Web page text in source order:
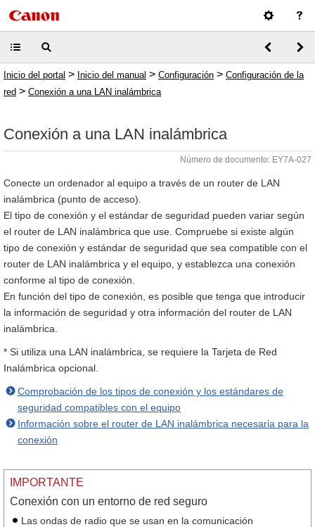
Inicio del portal > Inicio del manual > Configuración > Configuración de la
red > Conexión a una LAN inalámbrica
Conexión a una LAN inalámbrica
Número de documento: EY7A-027
Conecte un ordenador al equipo a través de un router de LAN
inalámbrica (punto de acceso).
El tipo de conexión y el estándar de seguridad pueden variar según
el router de LAN inalámbrica que use. Compruebe si existe algún
tipo de conexión y estándar de seguridad que sea compatible con el
router de LAN inalámbrica y el equipo, y establezca una conexión
conforme al tipo de conexión.
En función del tipo de conexión, es posible que tenga que introducir
la información de seguridad y otra información del router de LAN
inalámbrica.
* Si utiliza una LAN inalámbrica, se requiere la Tarjeta de Red
Inalámbrica opcional.
Comprobación de los tipos de conexión y los estándares de
seguridad compatibles con el equipo
Información sobre el router de LAN inalámbrica necesaria para la
conexión
IMPORTANTE
Conexión con un entorno de red seguro
Las ondas de radio que se usan en la comunicación